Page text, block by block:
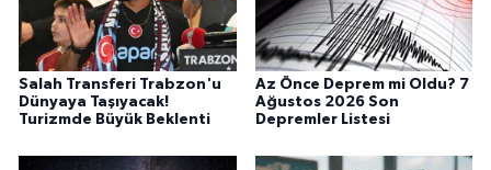
Salah Transferi Trabzon'u
Dünyaya Taşıyacak!
Turizmde Büyük Beklenti
Az Önce Deprem mi Oldu? 7
Ağustos 2026 Son
Depremler Listesi